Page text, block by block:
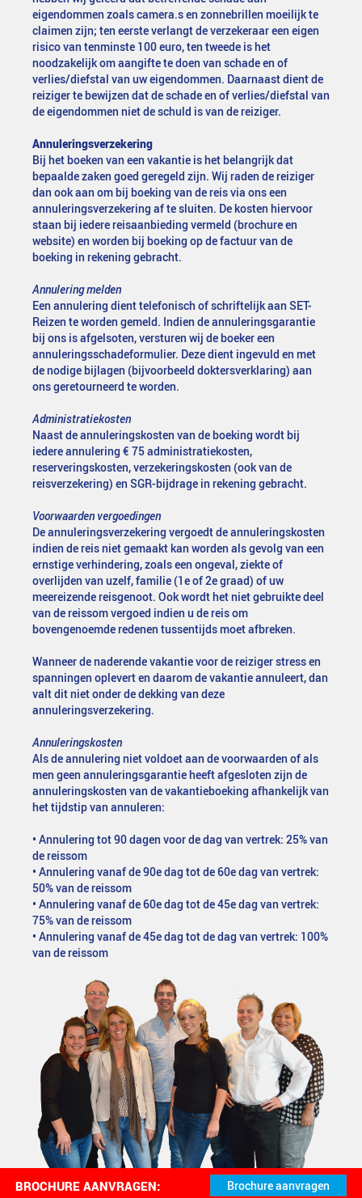
eigendommen zoals camera.s en zonnebrillen moeilijk te
claimen zijn; ten eerste verlangt de verzekeraar een eigen
risico van tenminste 100 euro, ten tweede is het
noodzakelijk om aangifte te doen van schade en of
verlies/diefstal van uw eigendommen. Daarnaast dient de
reiziger te bewijzen dat de schade en of verlies/diefstal van
de eigendommen niet de schuld is van de reiziger.
Annuleringsverzekering
Bij het boeken van een vakantie is het belangrijk dat
bepaalde zaken goed geregeld zijn. Wij raden de reiziger
dan ook aan om bij boeking van de reis via ons een
annuleringsverzekering af te sluiten. De kosten hiervoor
staan bij iedere reisaanbieding vermeld (brochure en
website) en worden bij boeking op de factuur van de
boeking in rekening gebracht.
Annulering melden
Een annulering dient telefonisch of schriftelijk aan SET-
Reizen te worden gemeld. Indien de annuleringsgarantie
bij ons is afgelsoten, versturen wij de boeker een
annuleringsschadeformulier. Deze dient ingevuld en met
de nodige bijlagen (bijvoorbeeld doktersverklaring) aan
ons geretourneerd te worden.
Administratiekosten
Naast de annuleringskosten van de boeking wordt bij
iedere annulering € 75 administratiekosten,
reserveringskosten, verzekeringskosten (ook van de
reisverzekering) en SGR-bijdrage in rekening gebracht.
Voorwaarden vergoedingen
De annuleringsverzekering vergoedt de annuleringskosten
indien de reis niet gemaakt kan worden als gevolg van een
ernstige verhindering, zoals een ongeval, ziekte of
overlijden van uzelf, familie (1e of 2e graad) of uw
meereizende reisgenoot. Ook wordt het niet gebruikte deel
van de reissom vergoed indien u de reis om
bovengenoemde redenen tussentijds moet afbreken.
Wanneer de naderende vakantie voor de reiziger stress en
spanningen oplevert en daarom de vakantie annuleert, dan
valt dit niet onder de dekking van deze
annuleringsverzekering.
Annuleringskosten
Als de annulering niet voldoet aan de voorwaarden of als
men geen annuleringsgarantie heeft afgesloten zijn de
annuleringskosten van de vakantieboeking afhankelijk van
het tijdstip van annuleren:
• Annulering tot 90 dagen voor de dag van vertrek: 25% van
de reissom
• Annulering vanaf de 90e dag tot de 60e dag van vertrek:
50% van de reissom
• Annulering vanaf de 60e dag tot de 45e dag van vertrek:
75% van de reissom
• Annulering vanaf de 45e dag tot de dag van vertrek: 100%
van de reissom
BROCHURE AANVRAGEN: